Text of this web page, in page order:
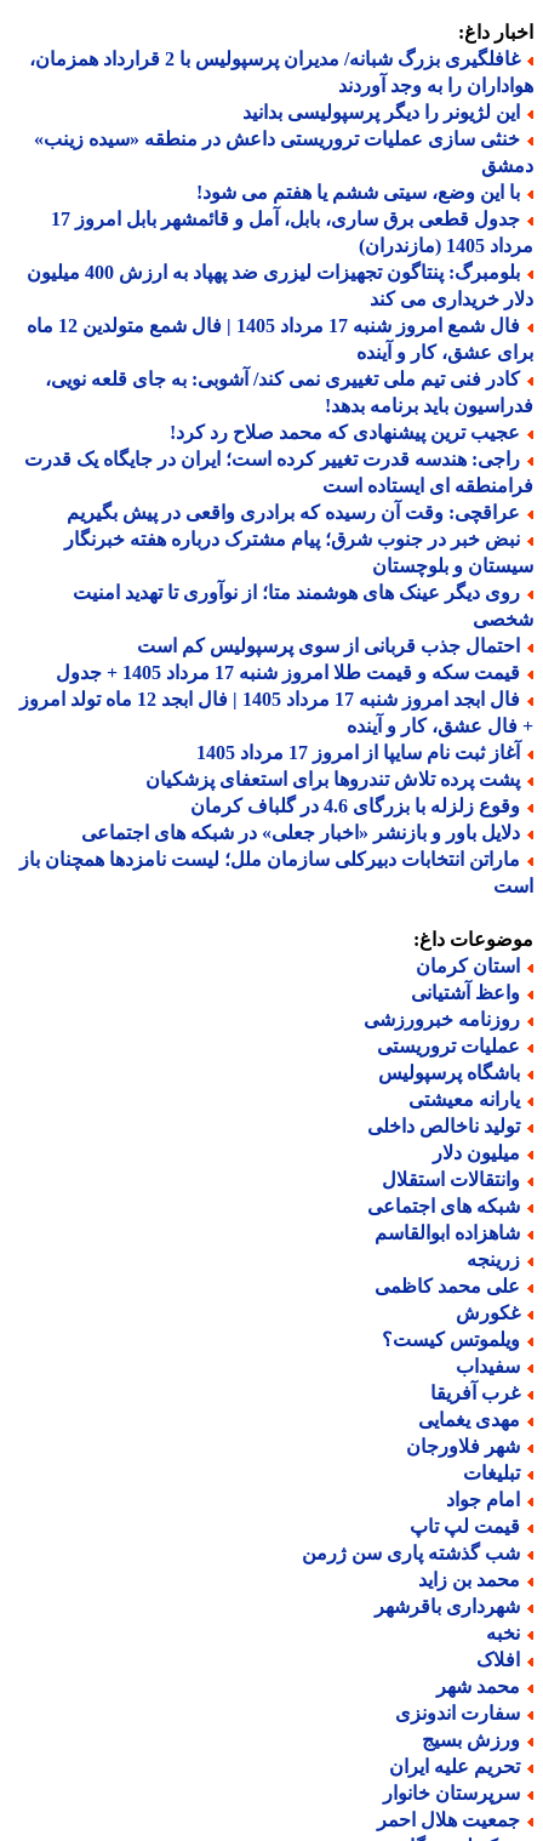
داغ:
غافلگیری بزرگ شبانه/ مدیران پرسپولیس با 2 قرارداد همزمان،
را به وجد آوردند
لژیونر را دیگر پرسپولیسی بدانید
سازی عملیات تروریستی داعش در منطقه «سیده زینب»
این وضع، سیتی ششم یا هفتم می شود!
جدول قطعی برق ساری، بابل، آمل و قائمشهر بابل امروز 17
(مازندران)
بلومبرگ: پنتاگون تجهیزات لیزری ضد پهپاد به ارزش 400 میلیون
خریداری می کند
فال شمع امروز شنبه 17 مرداد 1405 | فال شمع متولدین 12 ماه
عشق، کار و آینده
فنی تیم ملی تغییری نمی کند/ آشوبی: به جای قلعه نویی،
باید برنامه بدهد!
ترین پیشنهادی که محمد صلاح رد کرد!
هندسه قدرت تغییر کرده است؛ ایران در جایگاه یک قدرت
ای ایستاده است
وقت آن رسیده که برادری واقعی در پیش بگیریم
خبر در جنوب شرق؛ پیام مشترک درباره هفته خبرنگار
و بلوچستان
دیگر عینک های هوشمند متا؛ از نوآوری تا تهدید امنیت
جذب قربانی از سوی پرسپولیس کم است
سکه و قیمت طلا امروز شنبه 17 مرداد 1405 + جدول
فال ابجد امروز شنبه 17 مرداد 1405 | فال ابجد 12 ماه تولد امروز
عشق، کار و آینده
ثبت نام سایپا از امروز 17 مرداد 1405
پرده تلاش تندروها برای استعفای پزشکیان
زلزله با بزرگای 4.6 در گلباف کرمان
باور و بازنشر «اخبار جعلی» در شبکه های اجتماعی
انتخابات دبیرکلی سازمان ملل؛ لیست نامزدها همچنان باز
داغ:
کرمان
آشتیانی
خبرورزشی
تروریستی
پرسپولیس
معیشتی
ناخالص داخلی
دلار
استقلال
های اجتماعی
ابوالقاسم
محمد کاظمی
کیست؟
آفریقا
یغمایی
فلاورجان
جواد
لپ تاپ
گذشته پاری سن ژرمن
بن زاید
باقرشهر
شهر
اندونزی
بسیج
علیه ایران
خانوار
هلال احمر